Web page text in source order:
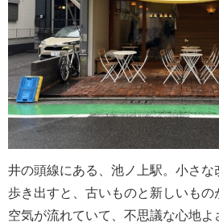
井の頭線にある、池ノ上駅。小さな
歩き出すと、古いものと新しいも
空気が流れていて、不思議な心地よ